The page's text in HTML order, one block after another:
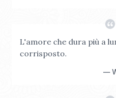
L'amore che dura più a
corrisposto.
—